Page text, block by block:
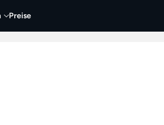
Preise
Visueller Content